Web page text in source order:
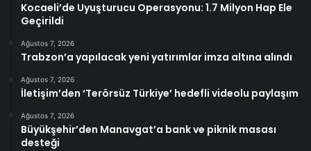
Kocaeli’de Uyuşturucu Operasyonu: 1.7 Milyon Hap Ele
Geçirildi
Ağustos 7, 2026
Trabzon’a yapılacak yeni yatırımlar imza altına alındı
Ağustos 7, 2026
İletişim’den ‘Terörsüz Türkiye’ hedefli videolu paylaşım
Ağustos 7, 2026
Büyükşehir’den Manavgat’a bank ve piknik masası
desteği